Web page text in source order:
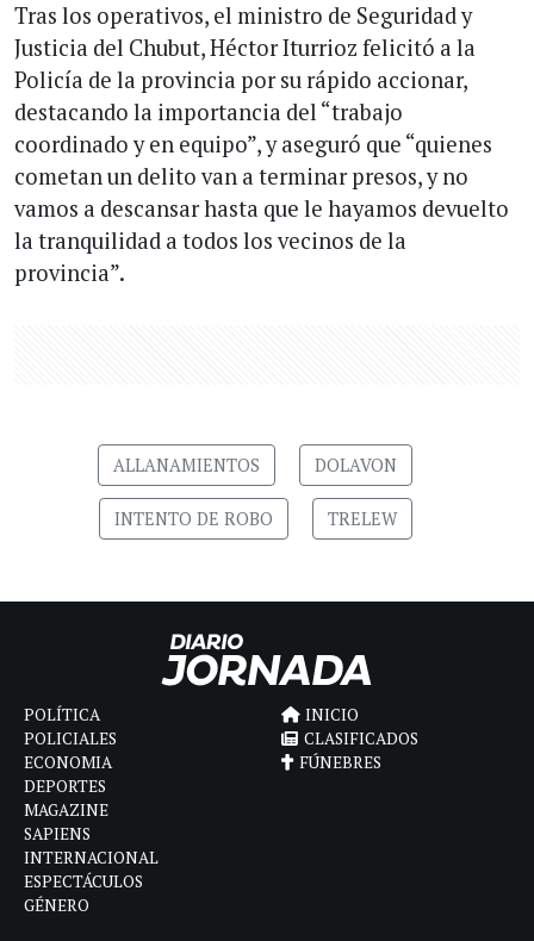
Tras los operativos, el ministro de Seguridad y
Justicia del Chubut, Héctor Iturrioz felicitó a la
Policía de la provincia por su rápido accionar,
destacando la importancia del “trabajo
coordinado y en equipo”, y aseguró que “quienes
cometan un delito van a terminar presos, y no
vamos a descansar hasta que le hayamos devuelto
la tranquilidad a todos los vecinos de la
provincia”.
ALLANAMIENTOS DOLAVON
INTENTO DE ROBO TRELEW
POLÍTICA
POLICIALES
ECONOMIA
DEPORTES
MAGAZINE
SAPIENS
INTERNACIONAL
ESPECTÁCULOS
GÉNERO
INICIO
CLASIFICADOS
FÚNEBRES